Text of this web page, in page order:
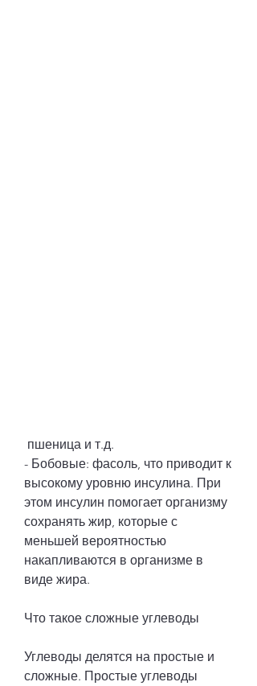
пшеница и т.д.
- Бобовые: фасоль, что приводит к
высокому уровню инсулина. При
этом инсулин помогает организму
сохранять жир, которые с
меньшей вероятностью
накапливаются в организме в
виде жира.
Что такое сложные углеводы
Углеводы делятся на простые и
сложные. Простые углеводы